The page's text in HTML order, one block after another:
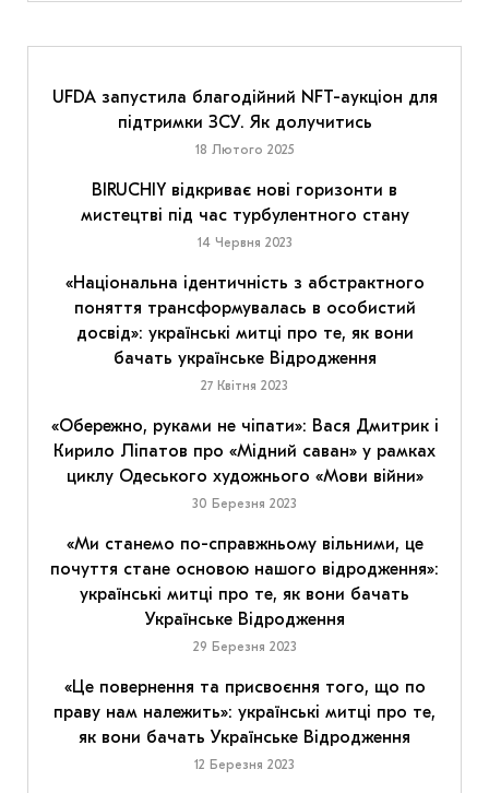
UFDA запустила благодійний NFT-аукціон для
підтримки ЗСУ. Як долучитись
18 Лютого 2025
BIRUCHIY відкриває нові горизонти в
мистецтві під час турбулентного стану
14 Червня 2023
«Національна ідентичність з абстрактного
поняття трансформувалась в особистий
досвід»: українські митці про те, як вони
бачать українське Відродження
27 Квітня 2023
«Обережно, руками не чіпати»: Вася Дмитрик і
Кирило Ліпатов про «Мідний саван» у рамках
циклу Одеського художнього «Мови війни»
30 Березня 2023
«Ми станемо по-справжньому вільними, це
почуття стане основою нашого відродження»:
українські митці про те, як вони бачать
Українське Відродження
29 Березня 2023
«Це повернення та присвоєння того, що по
праву нам належить»: українські митці про те,
як вони бачать Українське Відродження
12 Березня 2023